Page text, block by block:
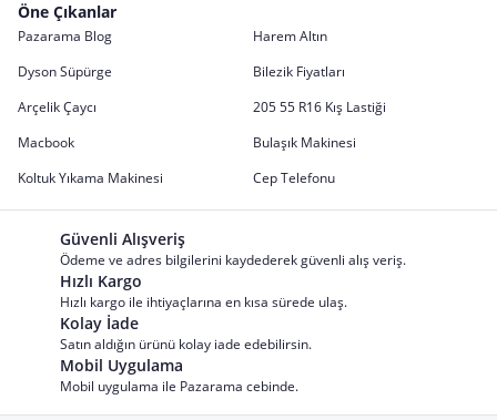
Öne Çıkanlar
Pazarama Blog
Harem Altın
Dyson Süpürge
Bilezik Fiyatları
Arçelik Çaycı
205 55 R16 Kış Lastiği
Macbook
Bulaşık Makinesi
Koltuk Yıkama Makinesi
Cep Telefonu
Güvenli Alışveriş
Ödeme ve adres bilgilerini kaydederek güvenli alış veriş.
Hızlı Kargo
Hızlı kargo ile ihtiyaçlarına en kısa sürede ulaş.
Kolay İade
Satın aldığın ürünü kolay iade edebilirsin.
Mobil Uygulama
Mobil uygulama ile Pazarama cebinde.